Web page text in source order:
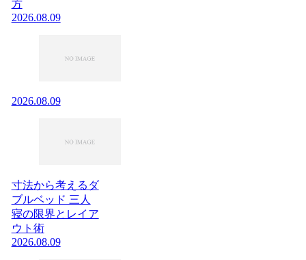
方
2026.08.09
2026.08.09
寸法から考えるダ
ブルベッド 三人
寝の限界とレイア
ウト術
2026.08.09